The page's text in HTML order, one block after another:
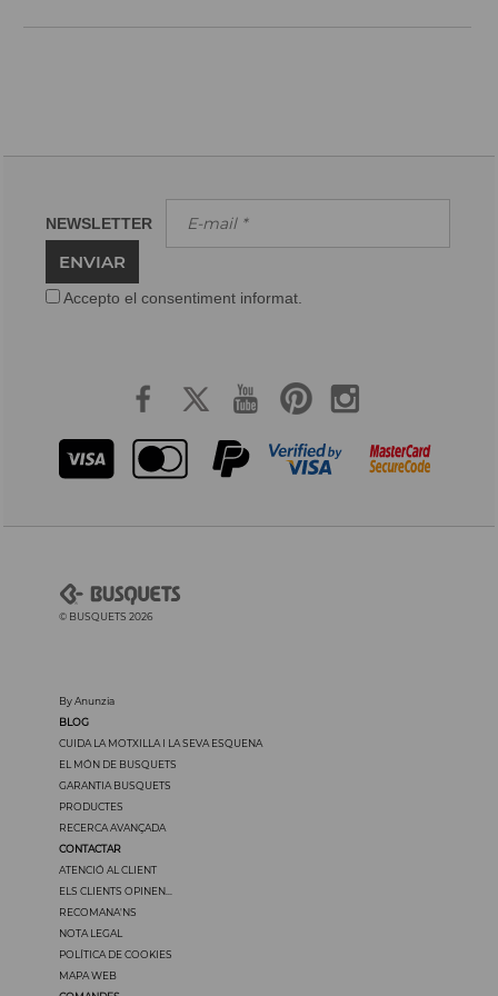
NEWSLETTER
ENVIAR
Accepto el consentiment informat.
© BUSQUETS 2026
By Anunzia
BLOG
CUIDA LA MOTXILLA I LA SEVA ESQUENA
EL MÓN DE BUSQUETS
GARANTIA BUSQUETS
PRODUCTES
RECERCA AVANÇADA
CONTACTAR
ATENCIÓ AL CLIENT
ELS CLIENTS OPINEN...
RECOMANA'NS
NOTA LEGAL
POLÍTICA DE COOKIES
MAPA WEB